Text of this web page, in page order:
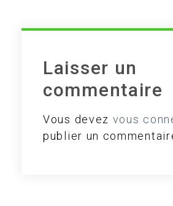
Laisser un
commentaire
Vous devez vous
publier un